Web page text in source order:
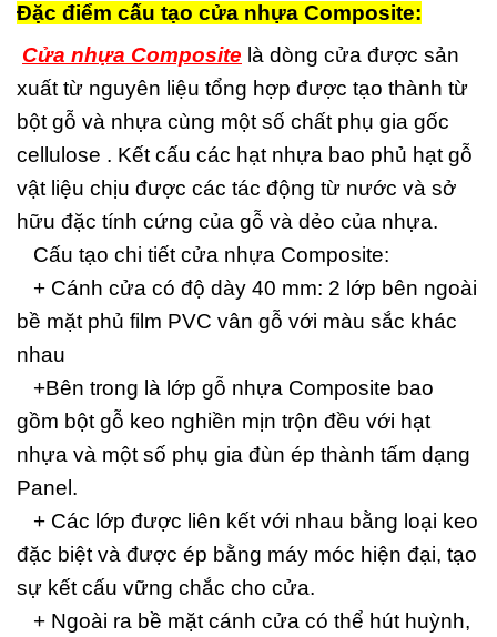
Đặc điểm cấu tạo cửa nhựa Composite:
Cửa nhựa Composite là dòng cửa được sản
xuất từ nguyên liệu tổng hợp được tạo thành từ
bột gỗ và nhựa cùng một số chất phụ gia gốc
cellulose . Kết cấu các hạt nhựa bao phủ hạt gỗ
vật liệu chịu được các tác động từ nước và sở
hữu đặc tính cứng của gỗ và dẻo của nhựa.
Cấu tạo chi tiết cửa nhựa Composite:
+ Cánh cửa có độ dày 40 mm: 2 lớp bên ngoài
bề mặt phủ film PVC vân gỗ với màu sắc khác
nhau
+Bên trong là lớp gỗ nhựa Composite bao
gồm bột gỗ keo nghiền mịn trộn đều với hạt
nhựa và một số phụ gia đùn ép thành tấm dạng
Panel.
+ Các lớp được liên kết với nhau bằng loại keo
đặc biệt và được ép bằng máy móc hiện đại, tạo
sự kết cấu vững chắc cho cửa.
+ Ngoài ra bề mặt cánh cửa có thể hút huỳnh,